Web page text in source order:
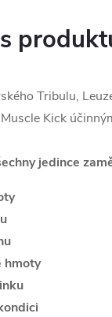
Tribulu,
Kick
jedince
hmoty